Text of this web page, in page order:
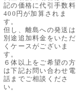
記の価格に代引手数料
400円が加算されま
す。
但し、離島への発送は
別途追加料金をいただ
くケースがございま
す。
６体以上をご希望の方
は下記お問い合わせ電
話までご相談くださ
い。